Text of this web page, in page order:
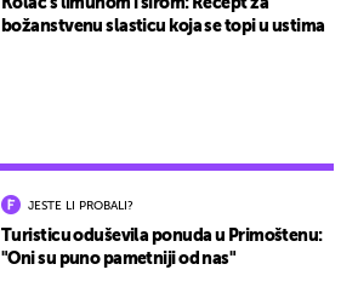
JESTE LI PROBALI?
Turisticu oduševila ponuda u Primoštenu:
"Oni su puno pametniji od nas"
Kolač s limunom i sirom: Recept za
božanstvenu slasticu koja se topi u ustima